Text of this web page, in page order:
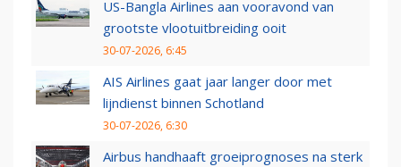
US-Bangla Airlines aan vooravond van
grootste vlootuitbreiding ooit
30-07-2026, 6:45
AIS Airlines gaat jaar langer door met
lijndienst binnen Schotland
30-07-2026, 6:30
Airbus handhaaft groeiprognoses na sterk